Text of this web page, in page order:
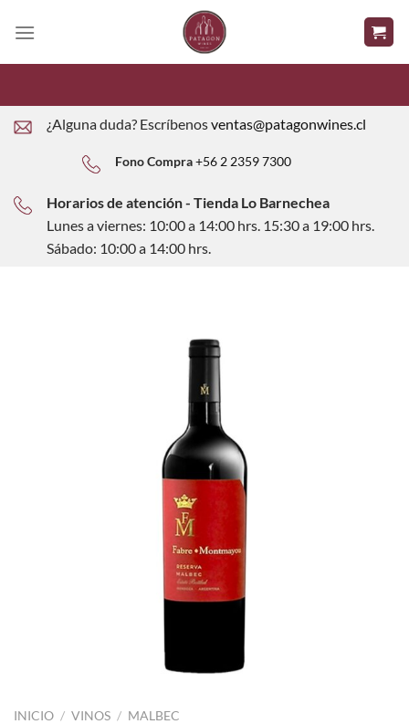
¿Alguna duda? Escríbenosventas@patagonwines.cl
Fono Compra+56 2 2359 7300
Horarios de atención - Tienda Lo Barnechea
Lunes a viernes: 10:00 a 14:00 hrs. 15:30 a 19:00 hrs.
Sábado: 10:00 a 14:00 hrs.
INICIO / VINOS / MALBEC